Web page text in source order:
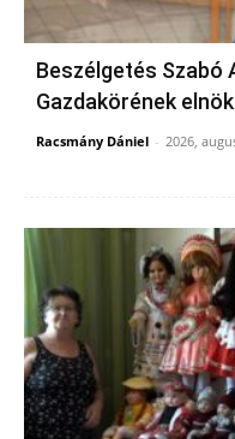
Beszélgetés Szabó
Gazdakörének
Racsmány Dániel - 2026,